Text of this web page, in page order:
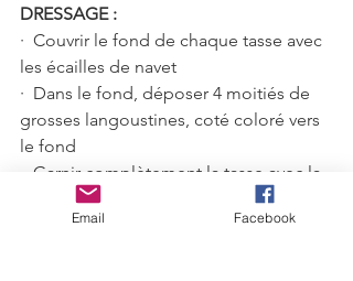
DRESSAGE :
·  Couvrir le fond de chaque tasse avec
les écailles de navet
·  Dans le fond, déposer 4 moitiés de
grosses langoustines, coté coloré vers
le fond
·  Garnir complètement la tasse avec la
·  Renverser la tasse sur une assiette
Email Facebook